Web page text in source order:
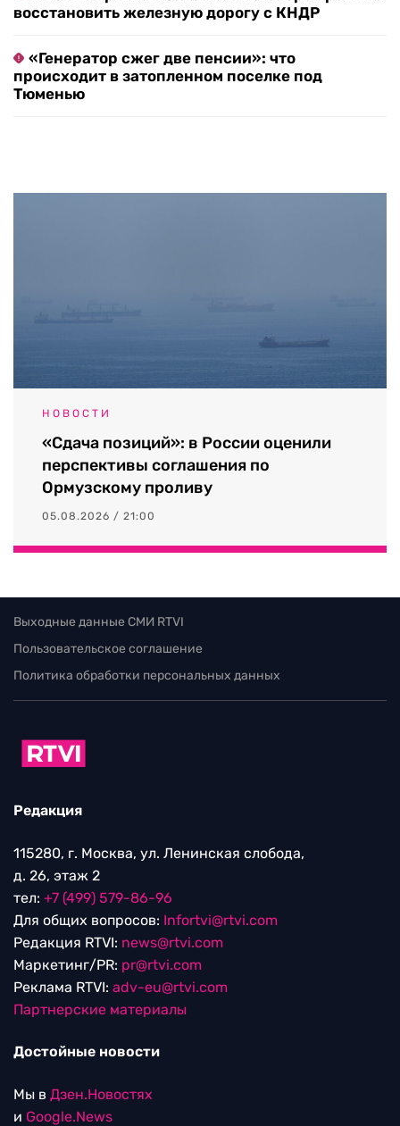
восстановить железную дорогу с КНДР
«Генератор сжег две пенсии»: что
происходит в затопленном поселке под
Тюменью
НОВОСТИ
«Сдача позиций»: в России оценили
перспективы соглашения по
Ормузскому проливу
05.08.2026 / 21:00
Выходные данные СМИ RTVI
Пользовательское соглашение
Политика обработки персональных данных
Редакция
115280, г. Москва, ул. Ленинская слобода,
д. 26, этаж 2
тел: +7 (499) 579-86-96
Для общих вопросов: Infortvi@rtvi.com
Редакция RTVI: news@rtvi.com
Маркетинг/PR: pr@rtvi.com
Реклама RTVI: adv-eu@rtvi.com
Партнерские материалы
Достойные новости
Мы в Дзен.Новостях
и Google.News